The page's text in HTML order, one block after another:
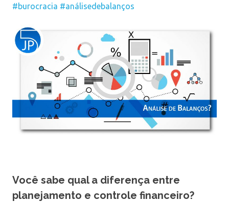
#burocracia #análisedebalanços
Você sabe qual a diferença entre
planejamento e controle financeiro?